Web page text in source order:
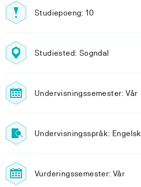
Studiepoeng: 10
Studiested: Sogndal
Undervisningssemester: Vår
Undervisningsspråk: Engelsk
Vurderingssemester: Vår